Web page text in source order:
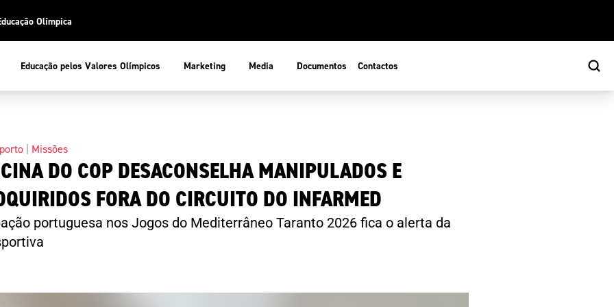
Olímpica
Educação pelos Valores Olímpicos Marketing Media Documentos Contactos
COP
de Portugal
Olímpico
e Conhecimento
Missões
DO COP DESACONSELHA MANIPULADOS E
FORA DO CIRCUITO DO INFARMED
portuguesa nos Jogos do Mediterrâneo Taranto 2026 fica o alerta da